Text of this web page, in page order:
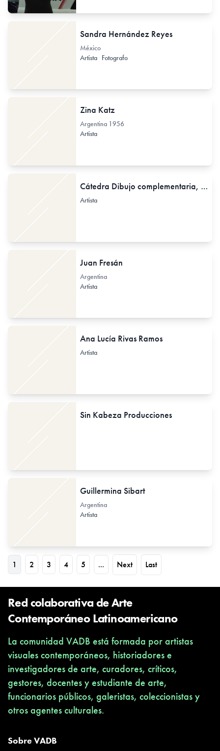
Sandra Hernández Reyes
México
Artista Fotografo
Zina Katz
Argentina 1956
Artista
Cátedra Dibujo complementaria, 2, 3, y 4
Artista
Juan Fresán
Argentina
Artista
Ana Lucía Rivas Ramos
Artista
Sin Kabeza Producciones
Guillermina Sibart
Argentina
Artista
1 2 3 4 5 ... Next Last
Red colaborativa de Arte
Contemporáneo Latinoamericano
La comunidad VADB está formada por artistas
visuales contemporáneos, historiadores e
investigadores de arte, curadores, críticos,
gestores, docentes y estudiante de arte,
funcionarios públicos, galeristas, coleccionistas y
otros agentes culturales.
Sobre VADB